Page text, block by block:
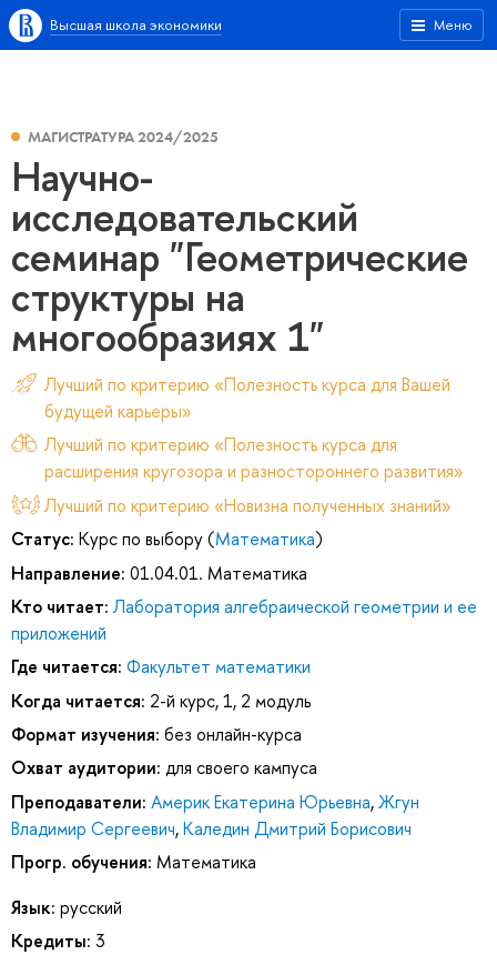
Меню
Высшая школа экономики
МАГИСТРАТУРА 2024/2025
Научно-
исследовательский
семинар "Геометрические
структуры на
многообразиях 1"
Лучший по критерию «Полезность курса для Вашей
будущей карьеры»
Лучший по критерию «Полезность курса для
расширения кругозора и разностороннего развития»
Лучший по критерию «Новизна полученных знаний»
Статус: Курс по выбору (Математика)
Направление: 01.04.01. Математика
Кто читает: Лаборатория алгебраической геометрии и ее
приложений
Где читается: Факультет математики
Когда читается: 2-й курс, 1, 2 модуль
Формат изучения: без онлайн-курса
Охват аудитории: для своего кампуса
Преподаватели: Америк Екатерина Юрьевна,Жгун
Владимир Сергеевич,Каледин Дмитрий Борисович
Прогр. обучения: Математика
Язык: русский
Кредиты: 3